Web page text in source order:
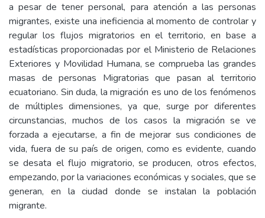
a pesar de tener personal, para atención a las personas
migrantes, existe una ineficiencia al momento de controlar y
regular los flujos migratorios en el territorio, en base a
estadísticas proporcionadas por el Ministerio de Relaciones
Exteriores y Movilidad Humana, se comprueba las grandes
masas de personas Migratorias que pasan al territorio
ecuatoriano. Sin duda, la migración es uno de los fenómenos
de múltiples dimensiones, ya que, surge por diferentes
circunstancias, muchos de los casos la migración se ve
forzada a ejecutarse, a fin de mejorar sus condiciones de
vida, fuera de su país de origen, como es evidente, cuando
se desata el flujo migratorio, se producen, otros efectos,
empezando, por la variaciones económicas y sociales, que se
generan, en la ciudad donde se instalan la población
migrante.